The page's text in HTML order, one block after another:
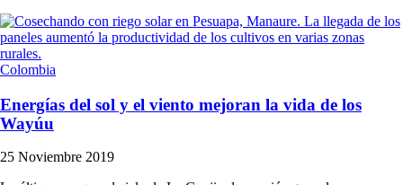
Colombia
Energías del sol y el viento mejoran la vida de los
Wayúu
25 Noviembre 2019